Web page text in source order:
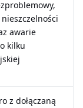
awarie
kilku
z dołączaną